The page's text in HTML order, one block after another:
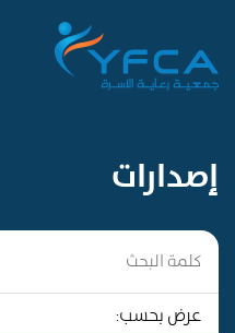
إصدارات
عرض بحسب: